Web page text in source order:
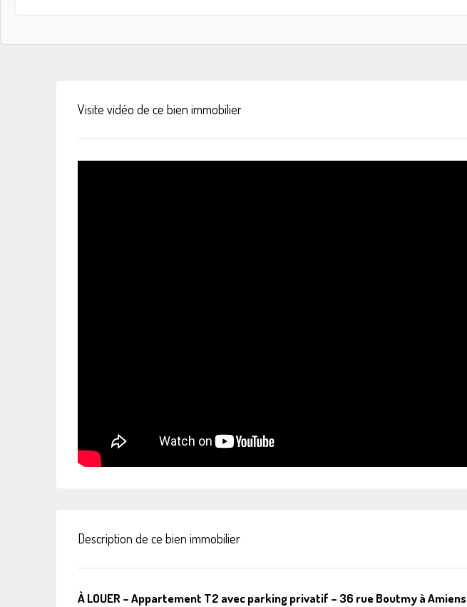
Visite vidéo de ce bien immobilier
Description de ce bien immobilier
À LOUER – Appartement T2 avec parking privatif – 36 rue Boutmy à Amiens